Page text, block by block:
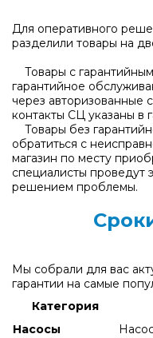
Для оперативного
разделили товары на
Товары с
гарантийное
через авторизованные
контакты СЦ указаны в
Товары без
обратиться с
магазин по месту
специалисты проведут
решением проблемы.
Мы собрали для вас
гарантии на самые
Категория
Насосы